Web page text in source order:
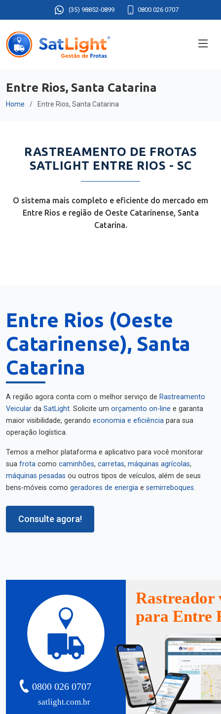
(35) 98852-0899 0800 026 0707
Entre Rios, Santa Catarina
Home Entre Rios, Santa Catarina
RASTREAMENTO DE FROTAS
SATLIGHT ENTRE RIOS - SC
O sistema mais completo e eficiente do mercado em
Entre Rios e região de Oeste Catarinense, Santa
Catarina.
Entre Rios (Oeste
Catarinense), Santa
Catarina
A região agora conta com o melhor serviço de Rastreamento
Veicular da SatLight. Solicite um orçamento on-line e garanta
maior visibilidade, gerando economia e eficiência para sua
operação logística.
Temos a melhor plataforma e aplicativo para você monitorar
sua frota como caminhões, carretas, máquinas agrícolas,
máquinas pesadas ou outros tipos de veículos, além de seus
bens-móveis como geradores de energia e semirreboques.
Consulte agora!
satlight.com.br
0800 026 0707
Rastreador
para Entre